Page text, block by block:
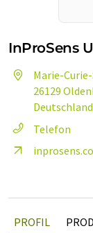
InProSens
Marie-
26129
Deutschland
Telefon
PROFIL